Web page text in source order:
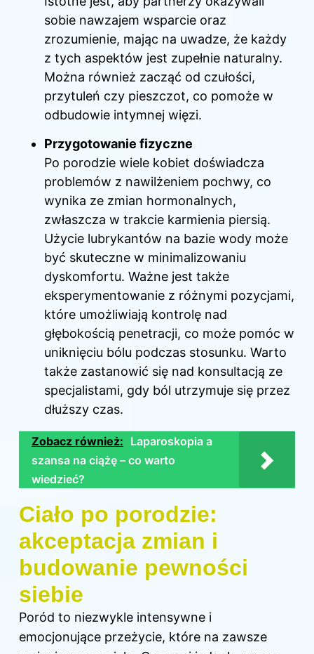
sobie nawzajem wsparcie oraz
zrozumienie, mając na uwadze, że każdy
z tych aspektów jest zupełnie naturalny.
Można również zacząć od czułości,
przytuleń czy pieszczot, co pomoże w
odbudowie intymnej więzi.
Przygotowanie fizyczne
Po porodzie wiele kobiet doświadcza
problemów z nawilżeniem pochwy, co
wynika ze zmian hormonalnych,
zwłaszcza w trakcie karmienia piersią.
Użycie lubrykantów na bazie wody może
być skuteczne w minimalizowaniu
dyskomfortu. Ważne jest także
eksperymentowanie z różnymi pozycjami,
które umożliwiają kontrolę nad
głębokością penetracji, co może pomóc w
uniknięciu bólu podczas stosunku. Warto
także zastanowić się nad konsultacją ze
specjalistami, gdy ból utrzymuje się przez
dłuższy czas.
Zobacz również: Laparoskopia a
szansa na ciążę – co warto
wiedzieć?
Ciało po porodzie:
akceptacja zmian i
budowanie pewności
siebie
Poród to niezwykle intensywne i
emocjonujące przeżycie, które na zawsze